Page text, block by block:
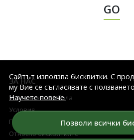
Сайтът използва бисквитки. С
му Вие се съгласявате с
Научете повече.
Позволи всички
GO
ЗА НАС
Условия за томбола
Условия
Политика на конфиденциалност
Относно бисквитките